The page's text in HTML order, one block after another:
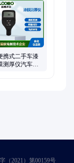
携式二手车漆
测厚仪汽车膜
（2021）第00159号